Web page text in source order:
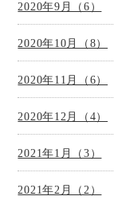
2020年9月（6）
2020年10月（8）
2020年11月（6）
2020年12月（4）
2021年1月（3）
2021年2月（2）